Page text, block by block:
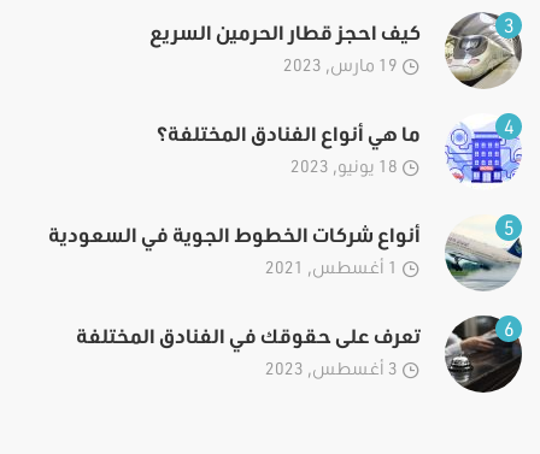
3 كيف احجز قطار الحرمين السريع
4 ما هي أنواع الفنادق المختلفة؟
5 أنواع شركات الخطوط الجوية في السعودية
6 تعرف على حقوقك في الفنادق المختلفة